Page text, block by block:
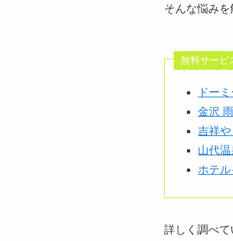
そんな悩み
無料サービ
ドー
金沢
吉祥
山代
ホテ
詳しく調べて